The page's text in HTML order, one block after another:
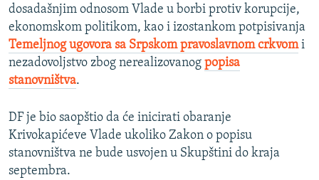
dosadašnjim odnosom Vlade u borbi protiv korupcije,
ekonomskom politikom, kao i izostankom potpisivanja
Temeljnog ugovora sa Srpskom pravoslavnom crkvomi
nezadovoljstvo zbog nerealizovanog popisa
stanovništva.
DF je bio saopštio da će inicirati obaranje
Krivokapićeve Vlade ukoliko Zakon o popisu
stanovništva ne bude usvojen u Skupštini do kraja
septembra.